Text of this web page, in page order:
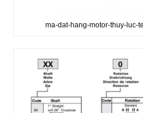
ma-dat-hang-motor-thuy-luc-